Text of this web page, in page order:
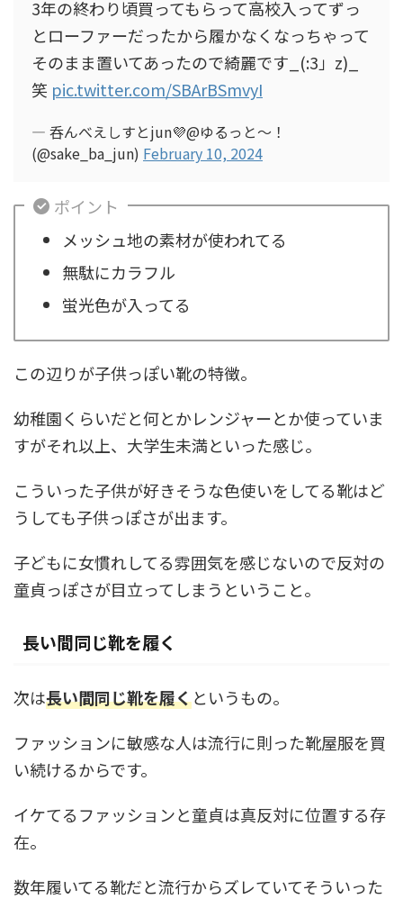
3年の終わり頃買ってもらって高校入ってずっ
とローファーだったから履かなくなっちゃって
そのまま置いてあったので綺麗です_(:3」z)_
笑 pic.twitter.com/SBArBSmvyI
— 呑んべえしすとjun💜@ゆるっと〜！
(@sake_ba_jun) February 10, 2024
ポイント
メッシュ地の素材が使われてる
無駄にカラフル
蛍光色が入ってる
この辺りが子供っぽい靴の特徴。
幼稚園くらいだと何とかレンジャーとか使っていま
すがそれ以上、大学生未満といった感じ。
こういった子供が好きそうな色使いをしてる靴はど
うしても子供っぽさが出ます。
子どもに女慣れしてる雰囲気を感じないので反対の
童貞っぽさが目立ってしまうということ。
長い間同じ靴を履く
次は長い間同じ靴を履くというもの。
ファッションに敏感な人は流行に則った靴屋服を買
い続けるからです。
イケてるファッションと童貞は真反対に位置する存
在。
数年履いてる靴だと流行からズレていてそういった